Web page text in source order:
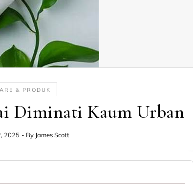
& PRODUK
Diminati Kaum Urban
2025 - By James Scott